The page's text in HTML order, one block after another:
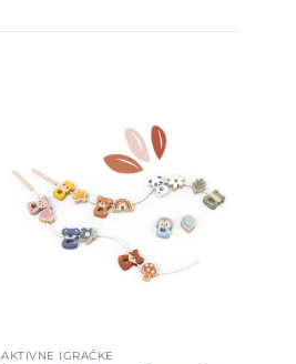
na listu
želja
AKTIVNE IGRAČKE